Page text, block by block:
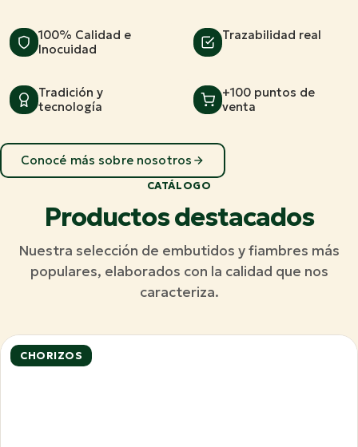
100% Calidad e
Inocuidad
Trazabilidad real
Tradición y
tecnología
+100 puntos de
venta
Conocé más sobre nosotros
CATÁLOGO
Productos destacados
Nuestra selección de embutidos y fiambres más
populares, elaborados con la calidad que nos
caracteriza.
CHORIZOS